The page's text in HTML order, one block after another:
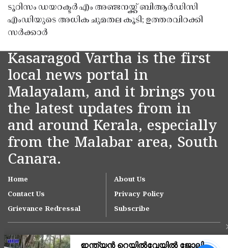
ടൂറിസം ഡയറക്ടർ എം അഞ്ജനയ്ക്ക് ബിആർഡിസി
എംഡിയുടെ അധിക ചുമതല കൂടി; ഉത്തരവിറക്കി
സർക്കാർ
Kasaragod Vartha is the first
local news portal in
Malayalam, and it brings you
the latest updates from in
and around Kerala, especially
from the Malabar area, South
Canara.
Home
About Us
Contact Us
Privacy Policy
Grievance Redressal
Subscribe